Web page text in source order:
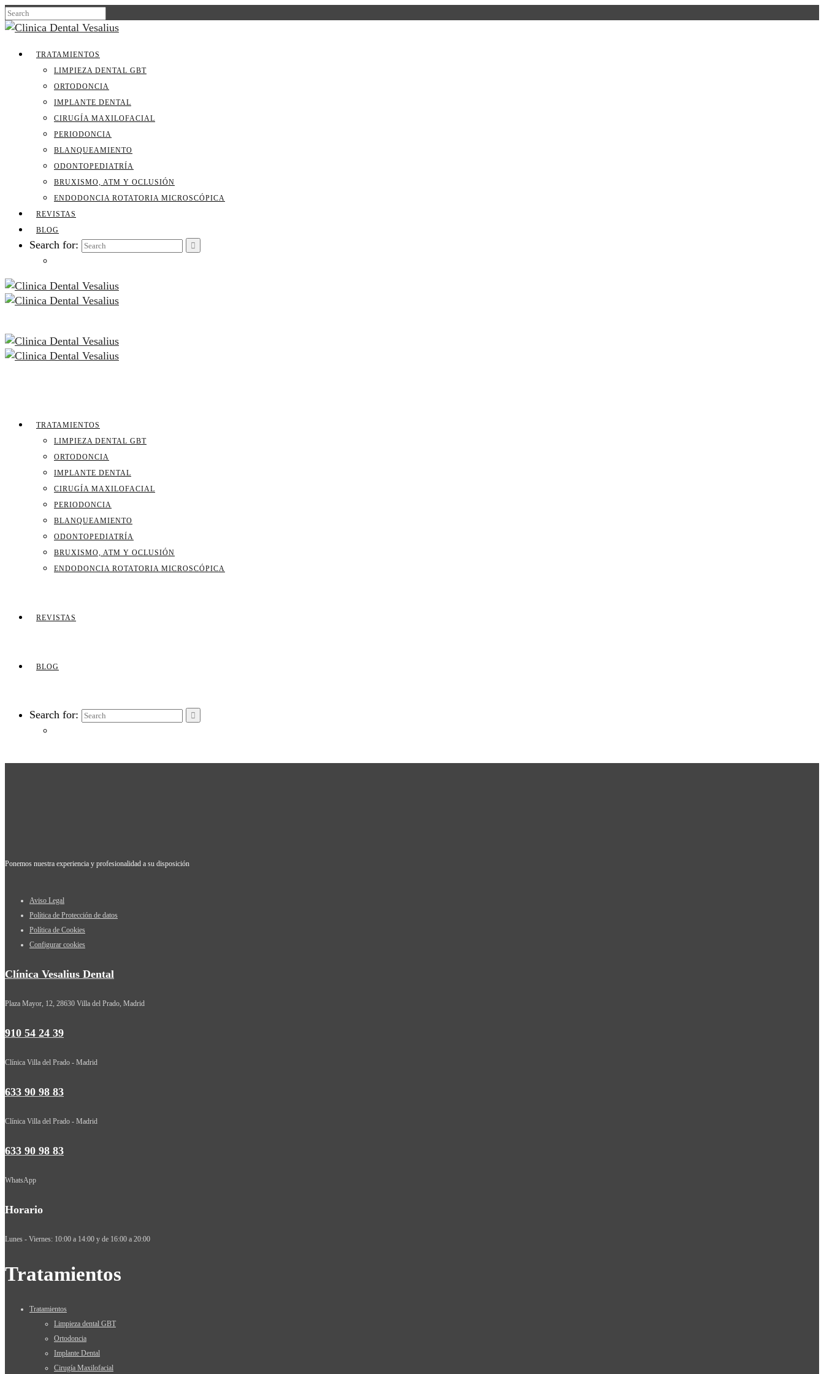
TRATAMIENTOS
LIMPIEZA DENTAL GBT
ORTODONCIA
IMPLANTE DENTAL
CIRUGÍA MAXILOFACIAL
PERIODONCIA
BLANQUEAMIENTO
ODONTOPEDIATRÍA
BRUXISMO, ATM Y OCLUSIÓN
ENDODONCIA ROTATORIA MICROSCÓPICA
REVISTAS
BLOG
Search for:
TRATAMIENTOS
LIMPIEZA DENTAL GBT
ORTODONCIA
IMPLANTE DENTAL
CIRUGÍA MAXILOFACIAL
PERIODONCIA
BLANQUEAMIENTO
ODONTOPEDIATRÍA
BRUXISMO, ATM Y OCLUSIÓN
ENDODONCIA ROTATORIA MICROSCÓPICA
REVISTAS
BLOG
Search for:
Ponemos nuestra experiencia y profesionalidad a su disposición
Aviso Legal
Política de Protección de datos
Política de Cookies
Configurar cookies
Clínica Vesalius Dental
Plaza Mayor, 12, 28630 Villa del Prado, Madrid
910 54 24 39
Clínica Villa del Prado - Madrid
633 90 98 83
Clínica Villa del Prado - Madrid
633 90 98 83
WhatsApp
Horario
Lunes - Viernes: 10:00 a 14:00 y de 16:00 a 20:00
Tratamientos
Tratamientos
Limpieza dental GBT
Ortodoncia
Implante Dental
Cirugía Maxilofacial